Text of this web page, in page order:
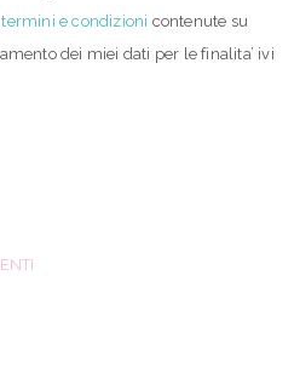
termini e condizioni contenute su
dei miei dati per le finalita’ ivi